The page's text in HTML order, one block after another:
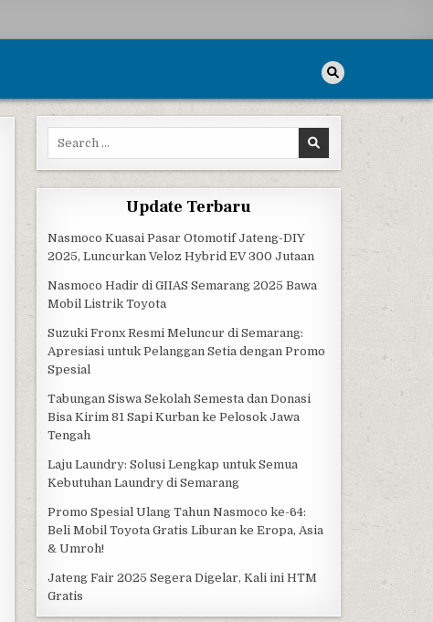
Search for:
Update Terbaru
Nasmoco Kuasai Pasar Otomotif Jateng-DIY
2025, Luncurkan Veloz Hybrid EV 300 Jutaan
Nasmoco Hadir di GIIAS Semarang 2025 Bawa
Mobil Listrik Toyota
Suzuki Fronx Resmi Meluncur di Semarang:
Apresiasi untuk Pelanggan Setia dengan Promo
Spesial
Tabungan Siswa Sekolah Semesta dan Donasi
Bisa Kirim 81 Sapi Kurban ke Pelosok Jawa
Tengah
Laju Laundry: Solusi Lengkap untuk Semua
Kebutuhan Laundry di Semarang
Promo Spesial Ulang Tahun Nasmoco ke-64:
Beli Mobil Toyota Gratis Liburan ke Eropa, Asia
& Umroh!
Jateng Fair 2025 Segera Digelar, Kali ini HTM
Gratis